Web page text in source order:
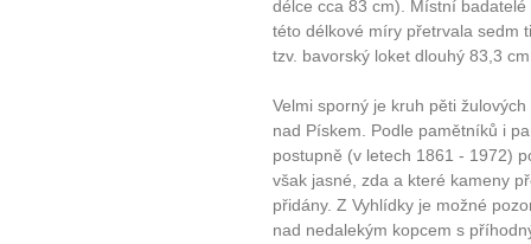
10 tipů
...
Máte pocit, že jste unaveni
délce cca 83 cm). Místní
této délkové míry přetrvala sedm
tzv. bavorský loket dlouhý 83,3
Velmi sporný je kruh pěti
nad Pískem. Podle pamětníků i
postupně (v letech 1861 - 1972)
však jasné, zda a které kameny
přidány. Z Vyhlídky je možné
nad nedalekým kopcem s